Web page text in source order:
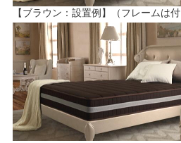
【ブラウン：設置例】（フレームは付